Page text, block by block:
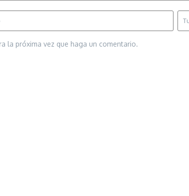
la próxima vez que haga un comentario.